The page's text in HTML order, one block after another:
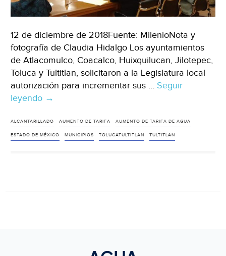
12 de diciembre de 2018Fuente: MilenioNota y
fotografía de Claudia Hidalgo Los ayuntamientos
de Atlacomulco, Coacalco, Huixquilucan, Jilotepec,
Toluca y Tultitlan, solicitaron a la Legislatura local
autorización para incrementar sus … Seguir
leyendo Estado
México:
Seis
→
ALCANTARILLADO AUMENTO DE TARIFA AUMENTO DE TARIFA DE AGUA
ESTADO DE MÉXICO MUNICIPIOS TOLUCATULTITLAN TULTITLAN